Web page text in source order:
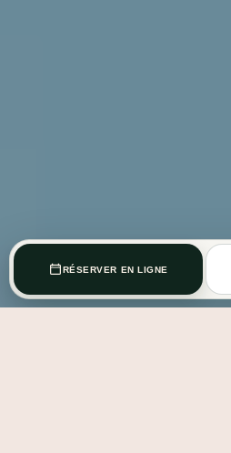
RÉSERVER EN LIGNE